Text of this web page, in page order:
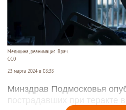
Медицина, реанимация. Врач.
CC0
23 марта 2024 в 08:38
Минздрав Подмосковья
пострадавших при теракте